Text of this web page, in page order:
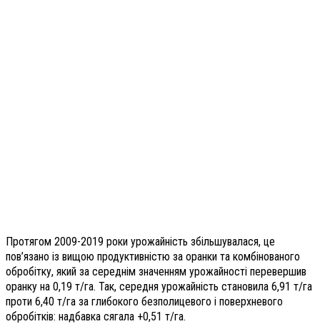
Протягом 2009-2019 роки урожайність збільшувалася, це
пов’язано із вищою продуктивністю за оранки та комбінованого
обробітку, який за середнім значенням урожайності перевершив
оранку на 0,19 т/га. Так, середня урожайність становила 6,91 т/га
проти 6,40 т/га за глибокого безполицевого і поверхневого
обробітків: надбавка сягала +0,51 т/га.